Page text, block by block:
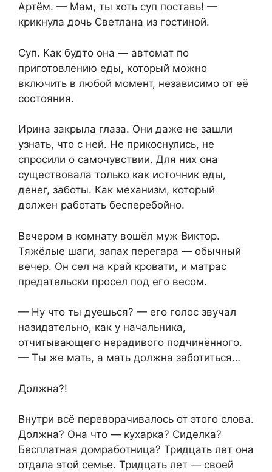
Артём. — Мам, ты хоть суп поставь! —
крикнула дочь Светлана из гостиной.
Суп. Как будто она — автомат по
приготовлению еды, который можно
включить в любой момент, независимо от её
состояния.
Ирина закрыла глаза. Они даже не зашли
узнать, что с ней. Не прикоснулись, не
спросили о самочувствии. Для них она
существовала только как источник еды,
денег, заботы. Как механизм, который
должен работать бесперебойно.
Вечером в комнату вошёл муж Виктор.
Тяжёлые шаги, запах перегара — обычный
вечер. Он сел на край кровати, и матрас
предательски просел под его весом.
— Ну что ты дуешься? — его голос звучал
назидательно, как у начальника,
отчитывающего нерадивого подчинённого.
— Ты же мать, а мать должна заботиться…
Должна?!
Внутри всё переворачивалось от этого слова.
Должна? Она что — кухарка? Сиделка?
Бесплатная домработница? Тридцать лет она
отдала этой семье. Тридцать лет — своей